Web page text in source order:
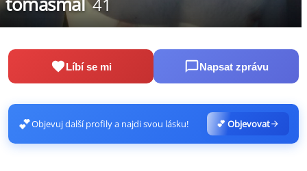
41
Líbí se mi Napsat zprávu
💕Objevuj další profily a najdi svou lásku! 💕 Objevovat